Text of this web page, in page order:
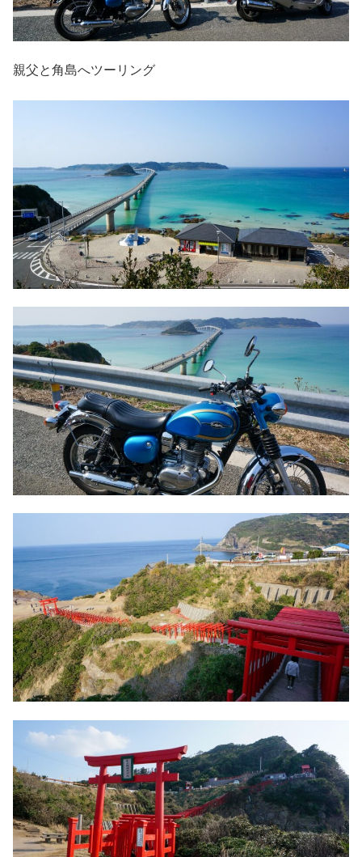
親父と角島へツーリング